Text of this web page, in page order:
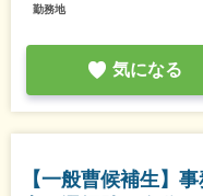
勤務地
気になる
【一般曹候補生】